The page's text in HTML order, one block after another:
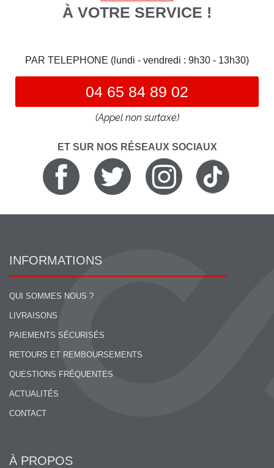
À VOTRE SERVICE !
PAR TELEPHONE (lundi - vendredi : 9h30 - 13h30)
04 65 84 89 02
(Appel non surtaxé)
ET SUR NOS RÉSEAUX SOCIAUX
INFORMATIONS
QUI SOMMES NOUS ?
LIVRAISONS
PAIEMENTS SÉCURISÉS
RETOURS ET REMBOURSEMENTS
QUESTIONS FRÉQUENTES
ACTUALITÉS
CONTACT
À PROPOS